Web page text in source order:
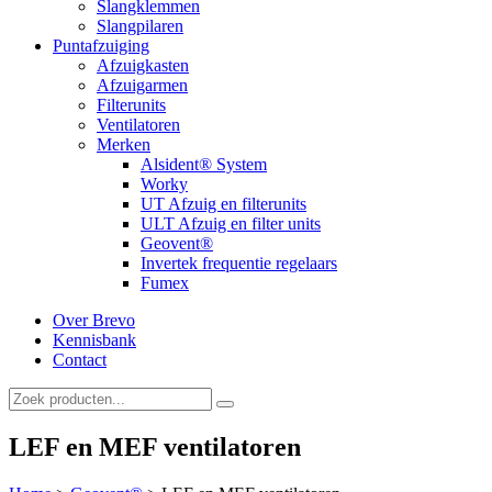
Slangklemmen
Slangpilaren
Puntafzuiging
Afzuigkasten
Afzuigarmen
Filterunits
Ventilatoren
Merken
Alsident® System
Worky
UT Afzuig en filterunits
ULT Afzuig en filter units
Geovent®
Invertek frequentie regelaars
Fumex
Over Brevo
Kennisbank
Contact
LEF en MEF ventilatoren